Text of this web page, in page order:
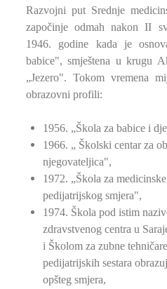
Razvojni put Srednje
započinje odmah nakon II
1946. godine kada je
babice", smještena u krugu
„Jezero". Tokom vremena
obrazovni profili:
1956. „Škola za babice i
1966. „ Školski centar za
njegovateljica",
1972. „Škola za
pedijatrijskog smjera",
1974. Škola pod istim
zdravstvenog centra u
i Školom za zubne
pedijatrijskih sestara
opšteg smjera,